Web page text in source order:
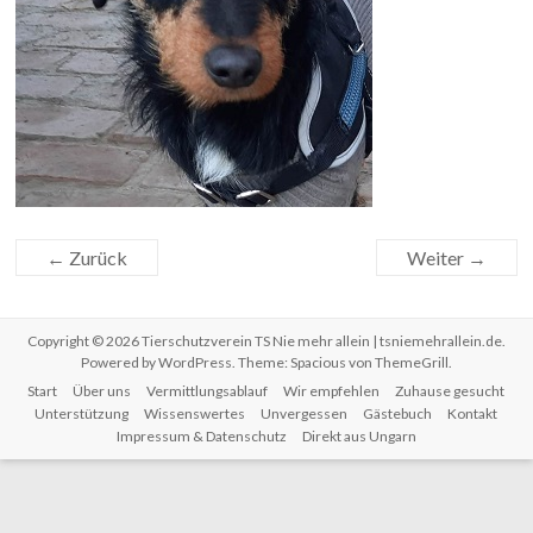
← Zurück Weiter →
Copyright © 2026Tierschutzverein TS Nie mehr allein | tsniemehrallein.de.
Powered byWordPress. Theme: Spacious von ThemeGrill.
Start
Über uns Vermittlungsablauf Wir empfehlen
Zuhause gesucht
Unterstützung
Wissenswertes Unvergessen Gästebuch
Kontakt
Impressum & Datenschutz
Direkt aus Ungarn